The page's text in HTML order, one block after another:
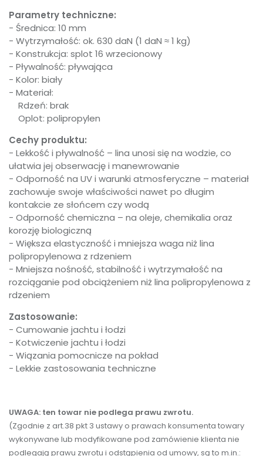
Parametry techniczne:
- Średnica: 10 mm
- Wytrzymałość: ok. 630 daN (1 daN ≈ 1 kg)
- Konstrukcja: splot 16 wrzecionowy
- Pływalność: pływająca
- Kolor: biały
- Materiał:
Rdzeń: brak
Oplot: polipropylen
Cechy produktu:
- Lekkość i pływalność – lina unosi się na wodzie, co
ułatwia jej obserwację i manewrowanie
- Odporność na UV i warunki atmosferyczne – materiał
zachowuje swoje właściwości nawet po długim
kontakcie ze słońcem czy wodą
- Odporność chemiczna – na oleje, chemikalia oraz
korozję biologiczną
- Większa elastyczność i mniejsza waga niż lina
polipropylenowa z rdzeniem
- Mniejsza nośność, stabilność i wytrzymałość na
rozciąganie pod obciążeniem niż lina polipropylenowa z
rdzeniem
Zastosowanie:
- Cumowanie jachtu i łodzi
- Kotwiczenie jachtu i łodzi
- Wiązania pomocnicze na pokład
- Lekkie zastosowania techniczne
UWAGA: ten towar nie podlega prawu zwrotu.
(Zgodnie z art.38 pkt 3 ustawy o prawach konsumenta towary
wykonywane lub modyfikowane pod zamówienie klienta nie
podlegają prawu zwrotu i odstąpienia od umowy, są to m.in.: